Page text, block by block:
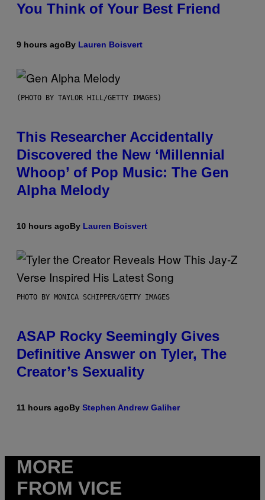
You Think of Your Best Friend
9 hours agoBy Lauren Boisvert
(PHOTO BY TAYLOR HILL/GETTY IMAGES)
This Researcher Accidentally
Discovered the New ‘Millennial
Whoop’ of Pop Music: The Gen
Alpha Melody
10 hours agoBy Lauren Boisvert
PHOTO BY MONICA SCHIPPER/GETTY IMAGES
ASAP Rocky Seemingly Gives
Definitive Answer on Tyler, The
Creator’s Sexuality
11 hours agoBy Stephen Andrew Galiher
MORE
FROM VICE